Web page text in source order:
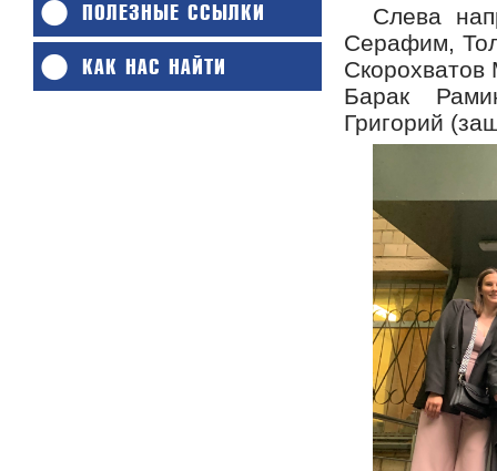
ПОЛЕЗНЫЕ ССЫЛКИ
КАК НАС НАЙТИ
Слева
Серафим,
Барак
Григорий